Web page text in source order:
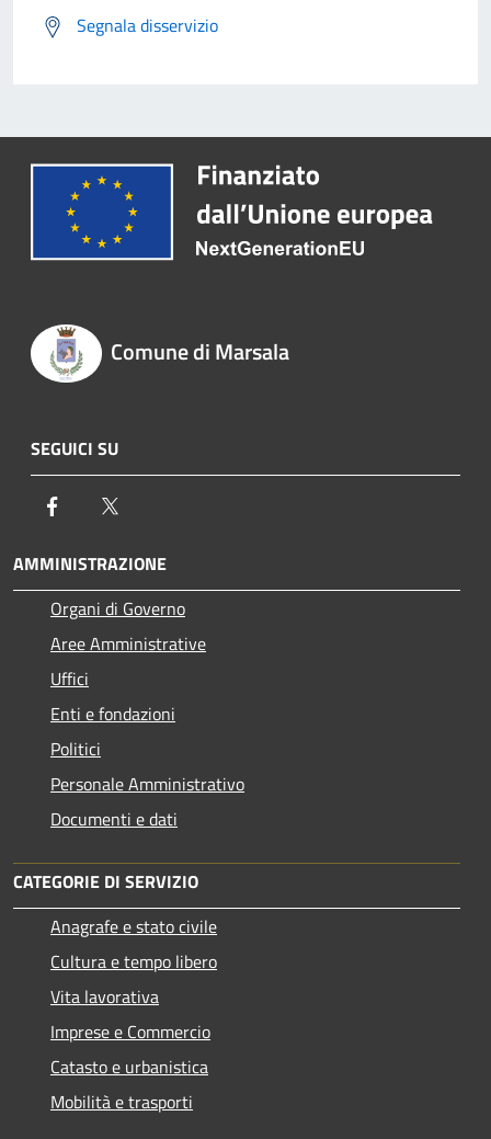
Segnala disservizio
Comune di Marsala
SEGUICI SU
Facebook
AMMINISTRAZIONE
Organi di Governo
Aree Amministrative
Uffici
Enti e fondazioni
Politici
Personale Amministrativo
Documenti e dati
CATEGORIE DI SERVIZIO
Anagrafe e stato civile
Cultura e tempo libero
Vita lavorativa
Imprese e Commercio
Catasto e urbanistica
Mobilità e trasporti